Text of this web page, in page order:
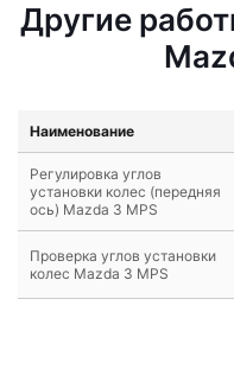
Другие
Наименование
Регулировка углов
установки колес (передняя
ось) Mazda 3 MPS
Проверка углов установки
колес Mazda 3 MPS